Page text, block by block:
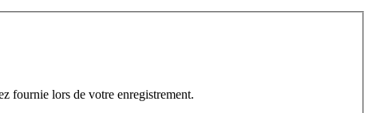
fournie lors de votre enregistrement.